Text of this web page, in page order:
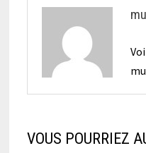
VOUS POURRIEZ